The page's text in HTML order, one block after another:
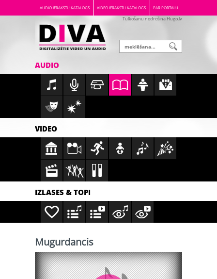
AUDIO IERAKSTU KATALOGS VIDEO IERAKSTU KATALOGS PAR PORTĀLU
Tulkošanu nodrošina Hugo.lv
AUDIO
VIDEO
IZLASES & TOPI
Mugurdancis